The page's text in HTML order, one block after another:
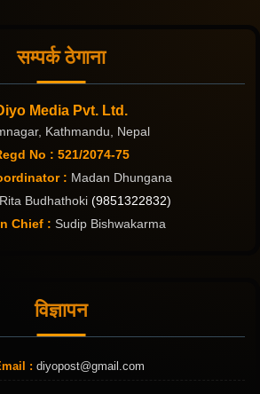
सम्पर्क ठेगाना
Media Pvt. Ltd.
Kathmandu, Nepal
No : 521/2074-75
: Madan Dhungana
Rita Budhathoki (9851322832)
Chief : Sudip Bishwakarma
विज्ञापन
: diyopost@gmail.com